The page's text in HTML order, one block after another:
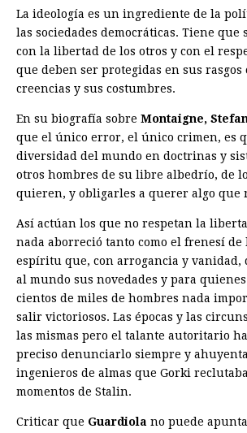
La ideología es un ingrediente de la
las sociedades democráticas. Tiene que
con la libertad de los otros y con el
que deben ser protegidas en sus
creencias y sus costumbres.
En su biografía sobre Montaigne,
que el único error, el único crimen, es
diversidad del mundo en doctrinas y
otros hombres de su libre albedrío, de
quieren, y obligarles a querer algo que
Así actúan los que no respetan la
nada aborreció tanto como el frenesí de
espíritu que, con arrogancia y
al mundo sus novedades y para
cientos de miles de hombres nada
salir victoriosos. Las épocas y las
las mismas pero el talante autoritario
preciso denunciarlo siempre y
ingenieros de almas que Gorki
momentos de Stalin.
Criticar que Guardiola no puede